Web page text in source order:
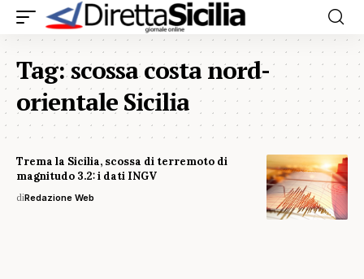
Tag:scossa costa nord-
orientale Sicilia
Trema la Sicilia, scossa di terremoto di
magnitudo 3.2: i dati INGV
diRedazione Web